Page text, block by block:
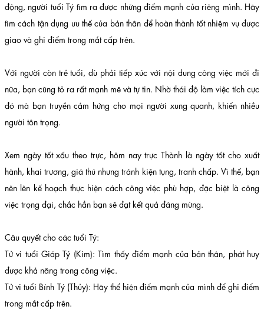
động, người tuổi Tý tìm ra được những điểm mạnh của riêng mình. Hãy
tìm cách tận dụng ưu thế của bản thân để hoàn thành tốt nhiệm vụ được
giao và ghi điểm trong mắt cấp trên.
Với người còn trẻ tuổi, dù phải tiếp xúc với nội dung công việc mới đi
nữa, bạn cũng tỏ ra rất mạnh mẽ và tự tin. Nhờ thái độ làm việc tích cực
đó mà bạn truyền cảm hứng cho mọi người xung quanh, khiến nhiều
người tôn trọng.
Xem ngày tốt xấu theo trực, hôm nay trực Thành là ngày tốt cho xuất
hành, khai trương, giá thú nhưng tránh kiện tụng, tranh chấp. Vì thế, bạn
nên lên kế hoạch thực hiện cách công việc phù hợp, đặc biệt là công
việc trọng đại, chắc hẳn bạn sẽ đạt kết quả đáng mừng.
Câu quyết cho các tuổi Tý:
Tử vi tuổi Giáp Tý (Kim): Tìm thấy điểm mạnh của bản thân, phát huy
được khả năng trong công việc.
Tử vi tuổi Bính Tý (Thủy): Hãy thể hiện điểm mạnh của mình để ghi điểm
trong mắt cấp trên.